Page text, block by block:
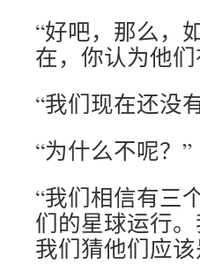
“好吧，那么，
在，你认为他
“我们现在还没
“为什么不呢？”
“我们相信有三
们的星球运行
我们猜他们应